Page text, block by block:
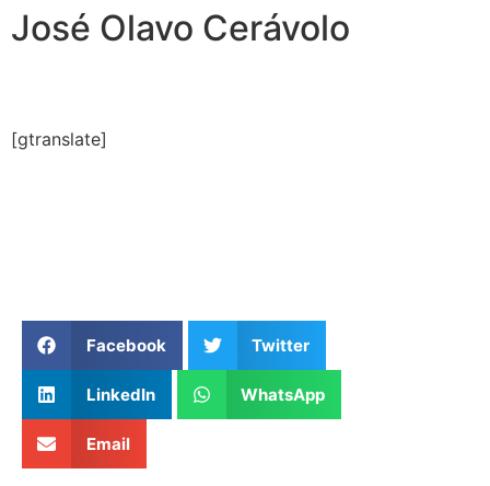
José Olavo Cerávolo
[gtranslate]
Facebook Twitter
LinkedIn WhatsApp
Email